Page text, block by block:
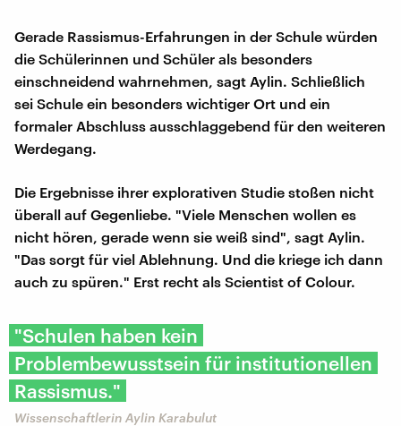
Gerade Rassismus-Erfahrungen in der Schule würden
die Schülerinnen und Schüler als besonders
einschneidend wahrnehmen, sagt Aylin. Schließlich
sei Schule ein besonders wichtiger Ort und ein
formaler Abschluss ausschlaggebend für den weiteren
Werdegang.
Die Ergebnisse ihrer explorativen Studie stoßen nicht
überall auf Gegenliebe. "Viele Menschen wollen es
nicht hören, gerade wenn sie weiß sind", sagt Aylin.
"Das sorgt für viel Ablehnung. Und die kriege ich dann
auch zu spüren." Erst recht als Scientist of Colour.
"Schulen haben kein
Problembewusstsein für institutionellen
Rassismus."
Wissenschaftlerin Aylin Karabulut